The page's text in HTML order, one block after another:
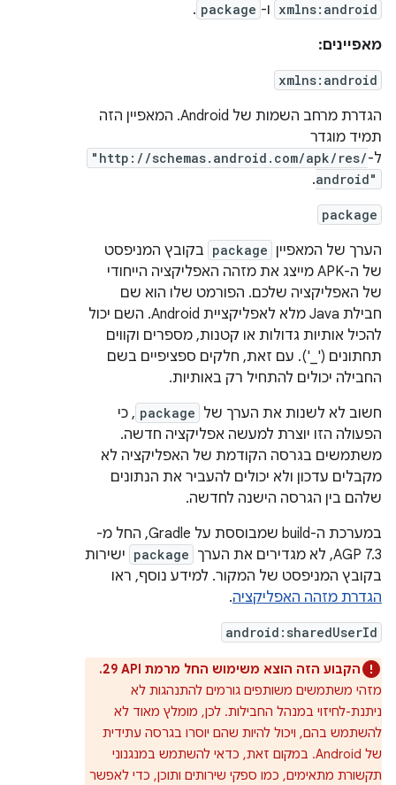
xmlns:android ו- package
.
מאפיינים:
xmlns:android
הגדרת מרחב השמות של Android. המאפיין הזה
תמיד מוגדר
ל-"http://schemas.android.com/apk/res/
android"
.
package
הערך של המאפיין package בקובץ המניפסט
של ה-APK מייצג את מזהה האפליקציה הייחודי
של האפליקציה שלכם. הפורמט שלו הוא שם
חבילת Java מלא לאפליקציית Android. השם יכול
להכיל אותיות גדולות או קטנות, מספרים וקווים
תחתונים (‎'_'‎). עם זאת, חלקים ספציפיים בשם
החבילה יכולים להתחיל רק באותיות.
חשוב לא לשנות את הערך של package , כי
הפעולה הזו יוצרת למעשה אפליקציה חדשה.
משתמשים בגרסה הקודמת של האפליקציה לא
מקבלים עדכון ולא יכולים להעביר את הנתונים
שלהם בין הגרסה הישנה לחדשה.
במערכת ה-build שמבוססת על Gradle, החל מ-
AGP 7.3, לא מגדירים את הערך
package ישירות
בקובץ המניפסט של המקור. למידע נוסף, ראו
הגדרת מזהה האפליקציה.
android:sharedUserId
הקבוע הזה הוצא משימוש החל מרמת API ‏29.
מזהי משתמשים משותפים גורמים להתנהגות לא
ניתנת-לחיזוי במנהל החבילות. לכן, מומלץ מאוד לא
להשתמש בהם, ויכול להיות שהם יוסרו בגרסה עתידית
של Android. במקום זאת, כדאי להשתמש במנגנוני
תקשורת מתאימים, כמו ספקי שירותים ותוכן, כדי לאפשר